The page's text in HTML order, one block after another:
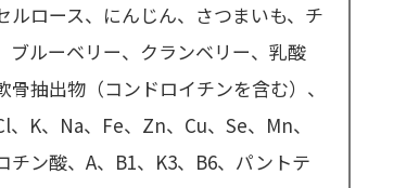
ロース、にんじん、さつまいも、チ
ブルーベリー、クランベリー、乳酸
抽出物（コンドロイチンを含む）、
K、Na、Fe、Zn、Cu、Se、Mn、
チン酸、A、B1、K3、B6、パントテ